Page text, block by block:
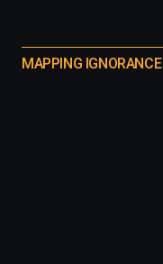
MAPPING IGNORANCE